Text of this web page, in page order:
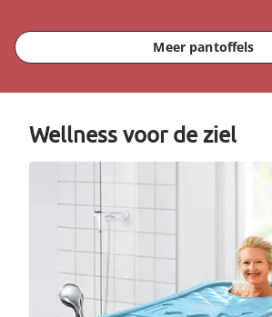
Meer pantoffels
Wellness voor de ziel